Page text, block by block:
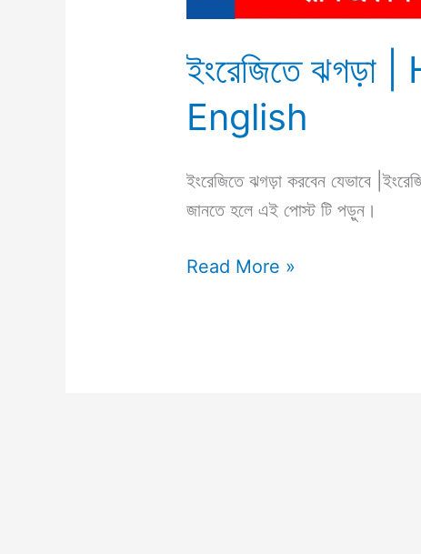
ইংরেজিতে
English
ইংরেজিতে ঝগড়া করবেন যেভাবে
জানতে হলে এই পোস্ট টি পড়ুন।
Read More »